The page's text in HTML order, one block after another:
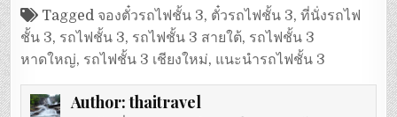
Tagged จองตั๋วรถไฟชั้น 3, ตั๋วรถไฟชั้น 3,ที่นั่งรถไฟ
ชั้น 3, รถไฟชั้น 3, รถไฟชั้น 3 สายใต้, รถไฟชั้น 3
หาดใหญ่, รถไฟชั้น 3 เชียงใหม่, แนะนำรถไฟชั้น 3
Author:thaitravel